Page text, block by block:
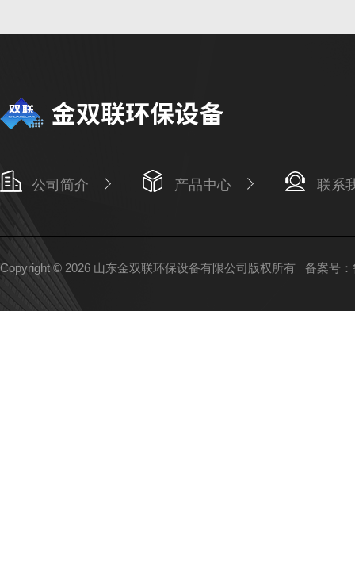
公司简介 产品中心 联系
Copyright © 2026 山东金双联环保设备有限公司版权所有 备案号